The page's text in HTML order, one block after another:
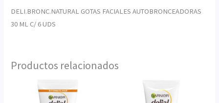
DELI.BRONC.NATURAL GOTAS FACIALES AUTOBRONCEADORAS
30 ML C/ 6 UDS
Productos relacionados